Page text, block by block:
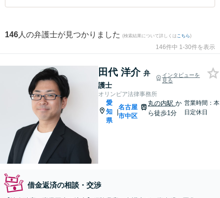
146 人の弁護士が見つかりました (検索結果について詳しくは こちら)
146件中 1-30件を表示
田代 洋介 弁
護士
インタビューを
見る
オリンピア法律事務所
愛
知
県
|
名古屋
市中区
丸の内駅か
ら徒歩1分
営業時間：本
日定休日
借金返済の相談・交渉